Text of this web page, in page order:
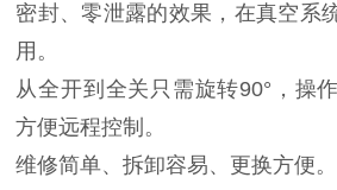
密封、零泄露的效果，在真空系
用。
从全开到全关只需旋转90°，操
方便远程控制。
维修简单、拆卸容易、更换方便。